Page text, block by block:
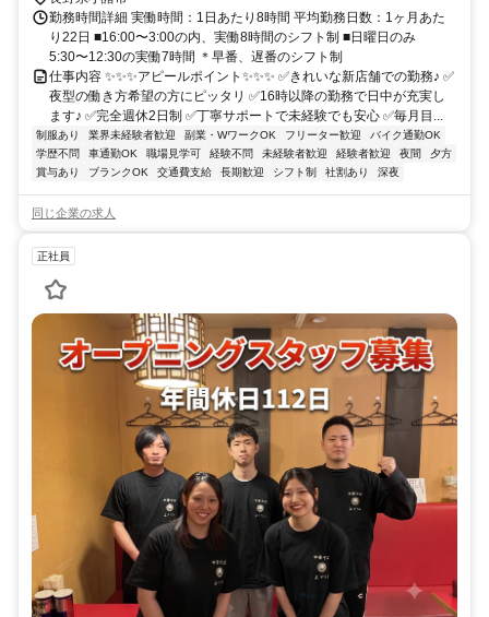
勤務時間詳細 実働時間：1日あたり8時間 平均勤務日数：1ヶ月あた
り22日 ■16:00〜3:00の内、実働8時間のシフト制 ■日曜日のみ
5:30〜12:30の実働7時間 ＊早番、遅番のシフト制
仕事内容 ✨✨✨アピールポイント✨✨✨ ✅きれいな新店舗での勤務♪ ✅
夜型の働き方希望の方にピッタリ ✅16時以降の勤務で日中が充実し
ます♪ ✅完全週休2日制 ✅丁寧サポートで未経験でも安心 ✅毎月目...
制服あり 業界未経験者歓迎 副業・WワークOK フリーター歓迎
バイク通勤OK
学歴不問
車通勤OK 職場見学可 経験不問 未経験者歓迎 経験者歓迎 夜間
夕方
賞与あり
ブランクOK 交通費支給 長期歓迎 シフト制 社割あり 深夜
同じ企業の求人
正社員